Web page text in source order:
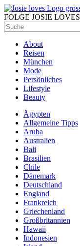
FOLGE JOSIE LOVES
About
Reisen
München
Mode
Persönliches
Lifestyle
Beauty
Ägypten
Allgemeine Tipps
Aruba
Australien
Bali
Brasilien
Chile
Dänemark
Deutschland
England
Frankreich
Griechenland
Großbritannien
Hawaii
Indonesien